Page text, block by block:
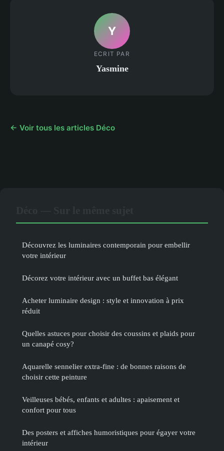
Y
ECRIT PAR
Yasmine
← Voir tous les articles Déco
Découvrez les luminaires contemporain pour embellir
votre intérieur
Décorez votre intérieur avec un buffet bas élégant
Acheter luminaire design : style et innovation à prix
réduit
Quelles astuces pour choisir des coussins et plaids pour
un canapé cosy?
Aquarelle sennelier extra-fine : de bonnes raisons de
choisir cette peinture
Veilleuses bébés, enfants et adultes : apaisement et
confort pour tous
Des posters et affiches humoristiques pour égayer votre
intérieur